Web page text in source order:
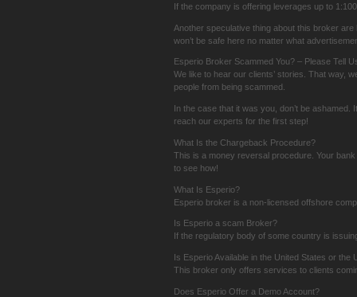
If the company is offering leverages up to
Another speculative thing about this broker
won’t be safe here no matter what
Esperio Broker Scammed You? – Please Tell
We like to hear our clients’ stories. That way,
people from being scammed.
In the case that it was you, don’t be
reach our experts for the first step!
What Is the Chargeback Procedure?
This is a money reversal procedure. Your
to see how!
What Is Esperio?
Esperio broker is a non-licensed offshore
Is Esperio a scam Broker?
If the regulatory body of some country is
Is Esperio Available in the United States or the
This broker only offers services to clients
Does Esperio Offer a Demo Account?